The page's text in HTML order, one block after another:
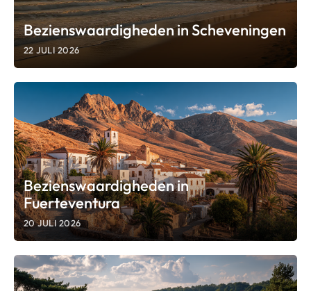
Bezienswaardigheden in Scheveningen
22 JULI 2026
Bezienswaardigheden in
Fuerteventura
20 JULI 2026